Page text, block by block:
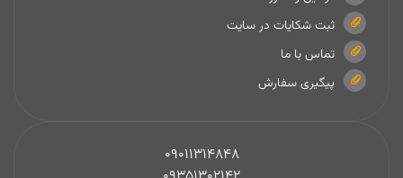
ثبت شکایات در سایت
تماس با ما
پیگیری سفارش
09011314848